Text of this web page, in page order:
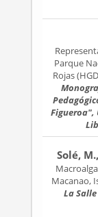
Parque
Rojas
Figueroa",
Solé,
Macanao,
La